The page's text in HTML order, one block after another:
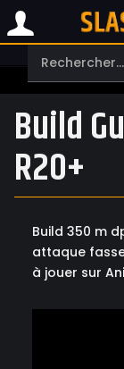
Build
R20+
Build 350 m
attaque
à jouer sur